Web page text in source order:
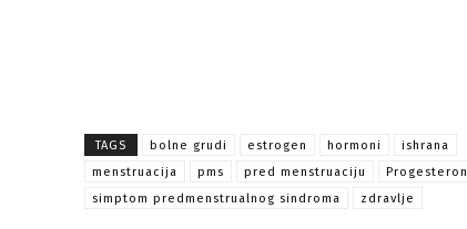
TAGS bolne grudi estrogen hormoni
ishrana
menstruacija
pms pred menstruaciju
Progesteron
simptom predmenstrualnog sindroma
zdravlje